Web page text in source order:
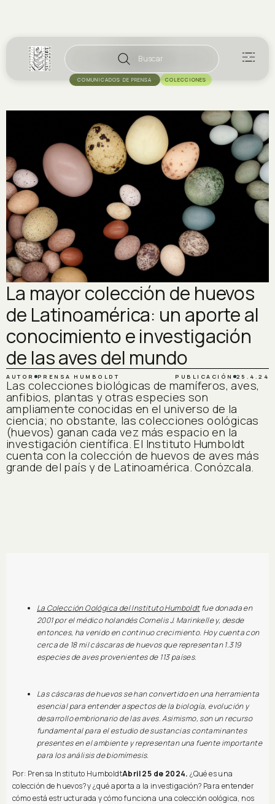
Buscar
COMUNICADOS DE PRENSA COLECCIONES
La mayor colección de huevos
de Latinoamérica: un aporte al
conocimiento e investigación
de las aves del mundo
AUTOR PRENSA HUMBOLDT PUBLICACIÓN 25.4.24
Las colecciones biológicas de mamíferos, aves,
anfibios, plantas y otras especies son
ampliamente conocidas en el universo de la
ciencia; no obstante, las colecciones oológicas
(huevos) ganan cada vez más espacio en la
investigación científica. El Instituto Humboldt
cuenta con la colección de huevos de aves más
grande del país y de Latinoamérica. Conózcala.
La Colección Oológica del Instituto Humboldtfue donada en
2001 por el médico holandés Cornelis J. Marinkelle y, desde
entonces, ha venido en continuo crecimiento. Hoy cuenta con
cerca de 18 mil cáscaras de huevos que representan 1.319
especies de aves provenientes de 113 países.
Las cáscaras de huevos se han convertido en una herramienta
esencial para entender aspectos de la biología, evolución y
desarrollo embrionario de las aves. Asimismo, son un recurso
fundamental para el estudio de sustancias contaminantes
presentes en el ambiente y representan una fuente importante
para los análisis de biomímesis.
Por: Prensa Instituto HumboldtAbril 25 de 2024.¿Qué es una
colección de huevos? y ¿qué aporta a la investigación? Para entender
cómo está estructurada y cómo funciona una colección oológica, nos